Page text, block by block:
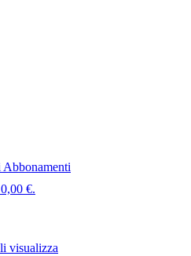
Abbonamenti
€.
visualizza